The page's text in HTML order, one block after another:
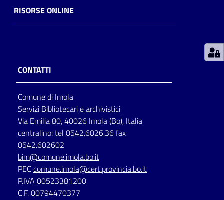
storico
per
lettura
Seguici
su
RISORSE ONLINE
CONTATTI
Comune di Imola
Servizi Bibliotecari e archivistici
Via Emilia 80, 40026 Imola (Bo), Italia
centralino: tel 0542.6026.36 fax
0542.602602
bim@comune.imola.bo.it
PEC comune.imola@cert.provincia.bo.it
P.IVA 00523381200
C.F. 00794470377